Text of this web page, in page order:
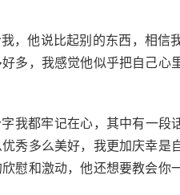
，他说比起别的东西，相信
多，我感觉他似乎把自己心
我都牢记在心，其中有一段
秀多么美好，我更加庆幸是
慰和激动，他还想要教会你